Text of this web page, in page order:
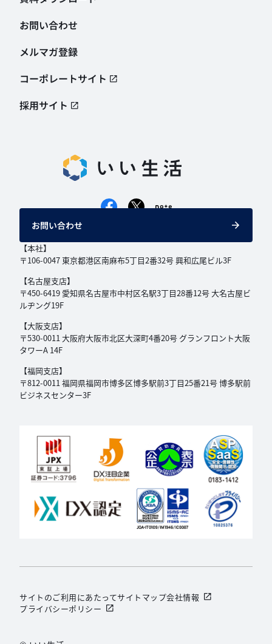
【本社】
〒106-0047 東京都港区南麻布5丁目2番32号興和広尾ビル3F
【名古屋支店】
〒450-6419 愛知県名古屋市中村区名駅3丁目28番12号 大名古屋ビ
ルヂング19F
【大阪支店】
〒530-0011 大阪府大阪市北区大深町4番20号 グランフロント大阪
タワーA 14F
【福岡支店】
〒812-0011 福岡県福岡市博多区博多駅前3丁目25番21号 博多駅前
ビジネスセンター3F
お問い合わせ
お問い合わせ
メルマガ登録
コーポレートサイト
採用サイト
サイトのご利用にあたってサイトマップ会社情報
プライバシーポリシー